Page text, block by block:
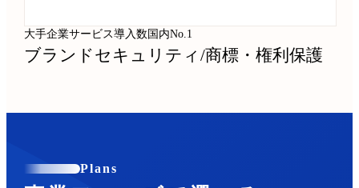
大手企業サービス導入数国内No.1
ブランドセキュリティ/商標・権利保護
Plans